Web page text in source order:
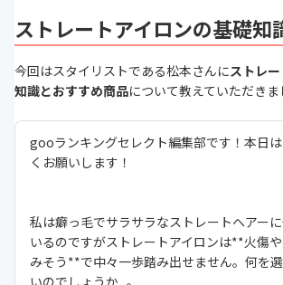
ストレートアイロンの基礎知
今回はスタイリストである松本さんにストレ
知識とおすすめ商品について教えていただきま
gooランキングセレクト編集部です！本日
くお願いします！
私は癖っ毛でサラサラなストレートヘアー
いるのですがストレートアイロンは**火傷
みそう**で中々一歩踏み出せません。何を